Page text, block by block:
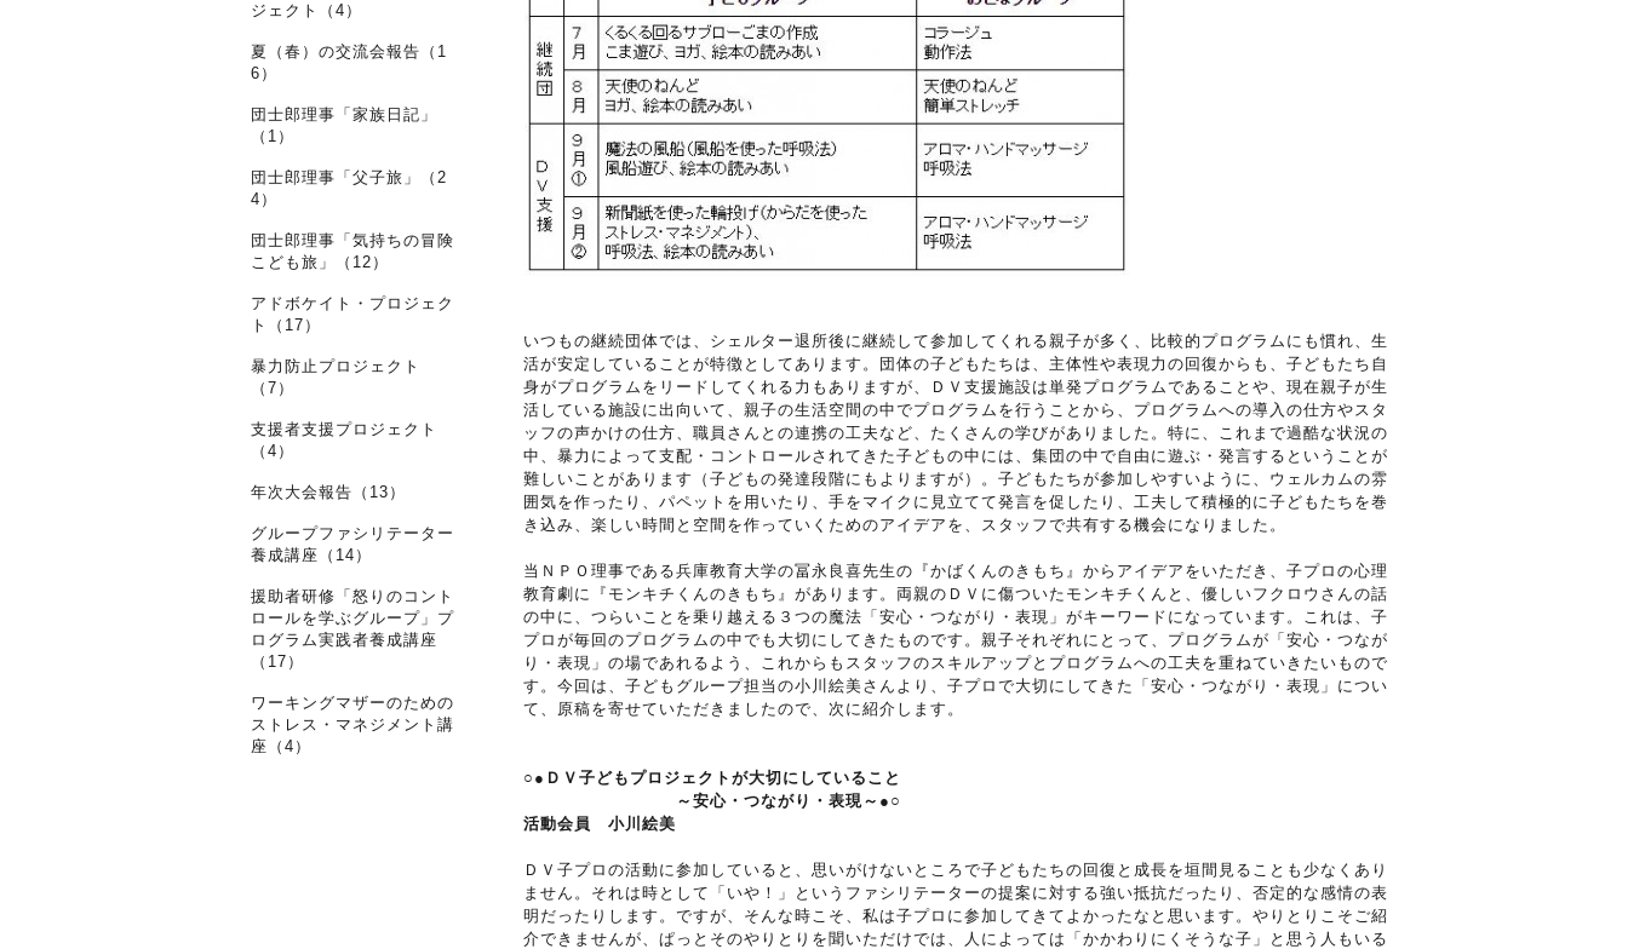
いつもの継続団体では、シェルター退所後に継続して参加してくれる親子が多く、比較的プログラムにも慣れ、生
活が安定していることが特徴としてあります。団体の子どもたちは、主体性や表現力の回復からも、子どもたち自
身がプログラムをリードしてくれる力もありますが、ＤＶ支援施設は単発プログラムであることや、現在親子が生
活している施設に出向いて、親子の生活空間の中でプログラムを行うことから、プログラムへの導入の仕方やスタ
ッフの声かけの仕方、職員さんとの連携の工夫など、たくさんの学びがありました。特に、これまで過酷な状況の
中、暴力によって支配・コントロールされてきた子どもの中には、集団の中で自由に遊ぶ・発言するということが
難しいことがあります（子どもの発達段階にもよりますが）。子どもたちが参加しやすいように、ウェルカムの雰
囲気を作ったり、パペットを用いたり、手をマイクに見立てて発言を促したり、工夫して積極的に子どもたちを巻
き込み、楽しい時間と空間を作っていくためのアイデアを、スタッフで共有する機会になりました。
当ＮＰＯ理事である兵庫教育大学の冨永良喜先生の『かばくんのきもち』からアイデアをいただき、子プロの心理
教育劇に『モンキチくんのきもち』があります。両親のＤＶに傷ついたモンキチくんと、優しいフクロウさんの話
の中に、つらいことを乗り越える３つの魔法「安心・つながり・表現」がキーワードになっています。これは、子
プロが毎回のプログラムの中でも大切にしてきたものです。親子それぞれにとって、プログラムが「安心・つなが
り・表現」の場であれるよう、これからもスタッフのスキルアップとプログラムへの工夫を重ねていきたいもので
す。今回は、子どもグループ担当の小川絵美さんより、子プロで大切にしてきた「安心・つながり・表現」につい
て、原稿を寄せていただきましたので、次に紹介します。
○●ＤＶ子どもプロジェクトが大切にしていること
～安心・つながり・表現～●○
活動会員 小川絵美
ＤＶ子プロの活動に参加していると、思いがけないところで子どもたちの回復と成長を垣間見ることも少なくあり
ません。それは時として「いや！」というファシリテーターの提案に対する強い抵抗だったり、否定的な感情の表
明だったりします。ですが、そんな時こそ、私は子プロに参加してきてよかったなと思います。やりとりこそご紹
介できませんが、ぱっとそのやりとりを聞いただけでは、人によっては「かかわりにくそうな子」と思う人もいる
ジェクト（4）
夏（春）の交流会報告（1
6）
団士郎理事「家族日記」
（1）
団士郎理事「父子旅」（2
4）
団士郎理事「気持ちの冒険
こども旅」（12）
アドボケイト・プロジェク
ト（17）
暴力防止プロジェクト
（7）
支援者支援プロジェクト
（4）
年次大会報告（13）
グループファシリテーター
養成講座（14）
援助者研修「怒りのコント
ロールを学ぶグループ」プ
ログラム実践者養成講座
（17）
ワーキングマザーのための
ストレス・マネジメント講
座（4）